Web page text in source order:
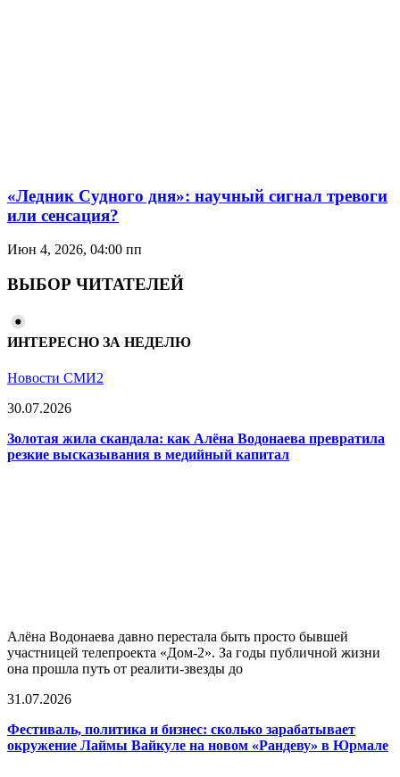
«Ледник Судного дня»: научный сигнал тревоги
или сенсация?
Июн 4, 2026, 04:00 пп
ВЫБОР ЧИТАТЕЛЕЙ
ИНТЕРЕСНО ЗА НЕДЕЛЮ
Новости СМИ2
30.07.2026
Золотая жила скандала: как Алёна Водонаева превратила
резкие высказывания в медийный капитал
Алёна Водонаева давно перестала быть просто бывшей
участницей телепроекта «Дом-2». За годы публичной жизни
она прошла путь от реалити-звезды до
31.07.2026
Фестиваль, политика и бизнес: сколько зарабатывает
окружение Лаймы Вайкуле на новом «Рандеву» в Юрмале